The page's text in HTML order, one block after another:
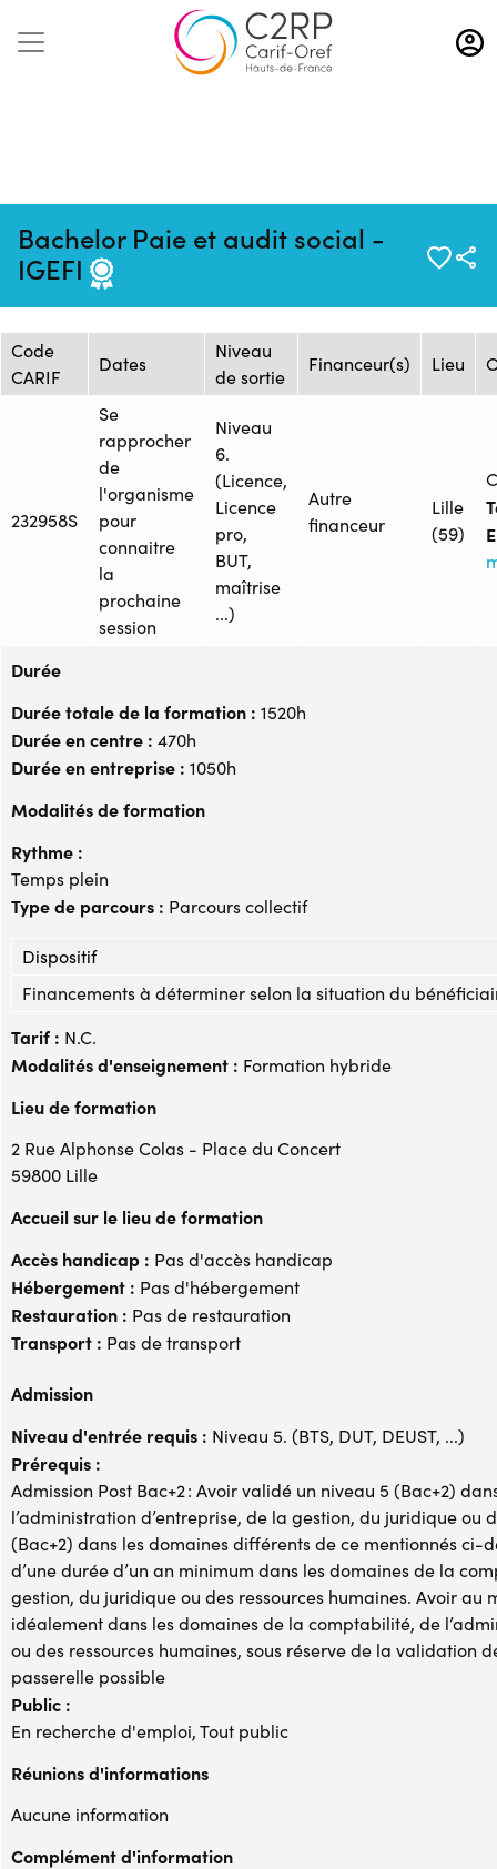
Aller
au
contenu
Bachelor Paie et audit social -
IGEFI
20/09/2024
2480170F
COMPETENCES PRO
Session de formation
Code
CARIF
Dates
Niveau
de sortie
Financeur(s) Lieu
232958S
Se
rapprocher
de
l'organisme
pour
connaitre
la
prochaine
session
Niveau
6.
(Licence,
Licence
pro,
BUT,
maîtrise
...)
Autre
financeur
Lille
(59)
Durée
Durée totale de la formation : 1520h
Durée en centre : 470h
Durée en entreprise : 1050h
Modalités de formation
Rythme :
Temps plein
Type de parcours : Parcours collectif
Dispositif
Financements à déterminer selon la situation du
Tarif : N.C.
Modalités d'enseignement : Formation hybride
Lieu de formation
2 Rue Alphonse Colas - Place du Concert
59800 Lille
Accueil sur le lieu de formation
Accès handicap : Pas d'accès handicap
Hébergement : Pas d'hébergement
Restauration : Pas de restauration
Transport : Pas de transport
Admission
Niveau d'entrée requis : Niveau 5. (BTS, DUT, DEUST, ...)
Prérequis :
Admission Post Bac+2 : Avoir validé un niveau 5 (Bac+2)
l’administration d’entreprise, de la gestion, du juridique ou
(Bac+2) dans les domaines différents de ce mentionnés ci-
d’une durée d’un an minimum dans les domaines de la
gestion, du juridique ou des ressources humaines. Avoir au
idéalement dans les domaines de la comptabilité, de
ou des ressources humaines, sous réserve de la validation
passerelle possible
Public :
En recherche d'emploi, Tout public
Réunions d'informations
Aucune information
Complément d'information